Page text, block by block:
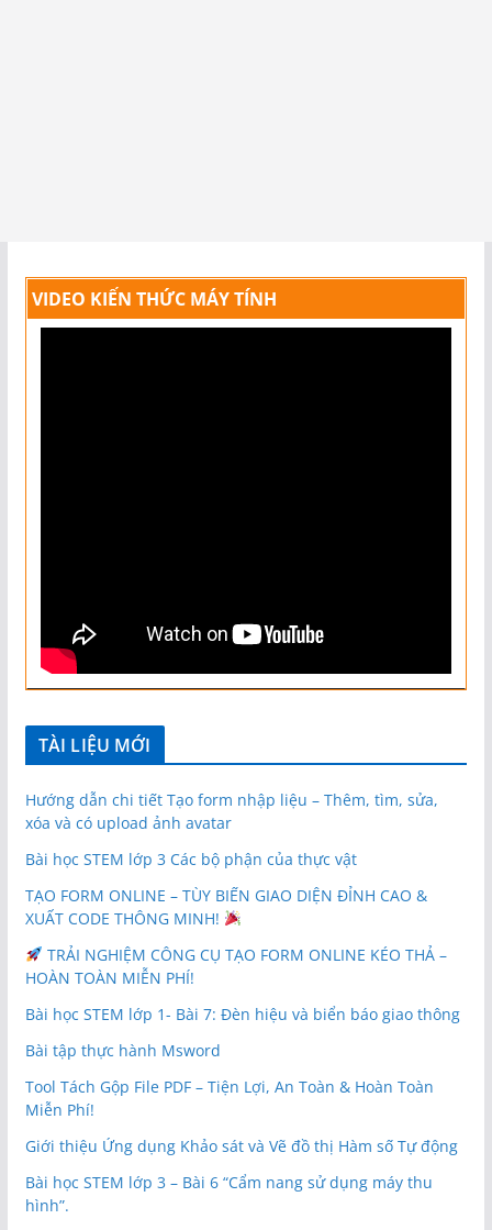
VIDEO KIẾN THỨC MÁY TÍNH
TÀI LIỆU MỚI
Hướng dẫn chi tiết Tạo form nhập liệu – Thêm, tìm, sửa,
xóa và có upload ảnh avatar
Bài học STEM lớp 3 Các bộ phận của thực vật
TẠO FORM ONLINE – TÙY BIẾN GIAO DIỆN ĐỈNH CAO &
XUẤT CODE THÔNG MINH!
TRẢI NGHIỆM CÔNG CỤ TẠO FORM ONLINE KÉO THẢ –
HOÀN TOÀN MIỄN PHÍ!
Bài học STEM lớp 1- Bài 7: Đèn hiệu và biển báo giao thông
Bài tập thực hành Msword
Tool Tách Gộp File PDF – Tiện Lợi, An Toàn & Hoàn Toàn
Miễn Phí!
Giới thiệu Ứng dụng Khảo sát và Vẽ đồ thị Hàm số Tự động
Bài học STEM lớp 3 – Bài 6 “Cẩm nang sử dụng máy thu
hình”.